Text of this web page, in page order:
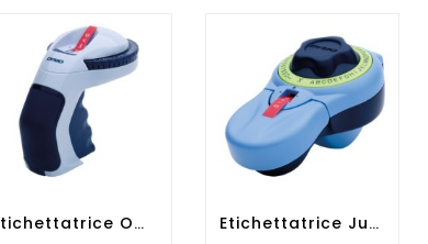
Etichettatrice Omega -... Etichettatrice Junior -...